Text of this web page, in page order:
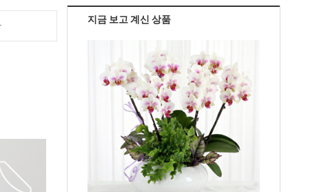
지금 보고 계신 상품